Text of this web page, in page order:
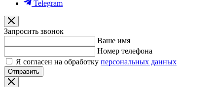
Telegram
Запросить звонок
Ваше имя
Номер телефона
Я согласен на обработку персональных данных
Отправить